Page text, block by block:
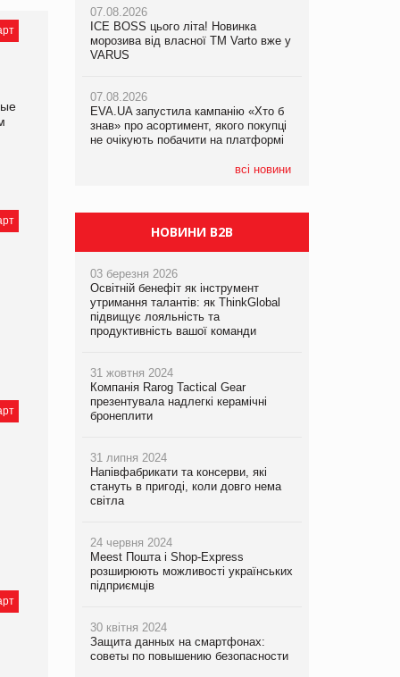
07.08.2026
ICE BOSS цього літа! Новинка
морозива від власної ТМ Varto вже у
VARUS
07.08.2026
EVA.UA запустила кампанію «Хто б
знав» про асортимент, якого покупці
не очікують побачити на платформі
всі новини
06.08.2026
Смачна новинка для хвостатих: у
VARUS з’явилися паучі Varto Paw
05.08.2026
Мережа супермаркетів VARUS купує
мережу магазинів формату
компанія налічуватиме 374 магазини
07.08.2026
Франція заборонила рекламні дзвінки
НОВИНИ B2B
03 березня 2026
Освітній бенефіт як інструмент
утримання талантів: як ThinkGlobal
підвищує лояльність та
продуктивність вашої команди
31 жовтня 2024
Компанія Rarog Tactical Gear
презентувала надлегкі керамічні
бронеплити
31 липня 2024
Напівфабрикати та консерви, які
стануть в пригоді, коли довго нема
світла
24 червня 2024
Meest Пошта і Shop-Express
розширюють можливості українських
підприємців
30 квітня 2024
Защита данных на смартфонах:
советы по повышению безопасности